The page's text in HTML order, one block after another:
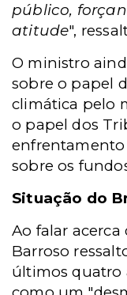
público,
atitude",
O ministro
sobre o papel
climática pelo
o papel dos
sobre os
Situação do
Ao falar acerca
Barroso
últimos quatro